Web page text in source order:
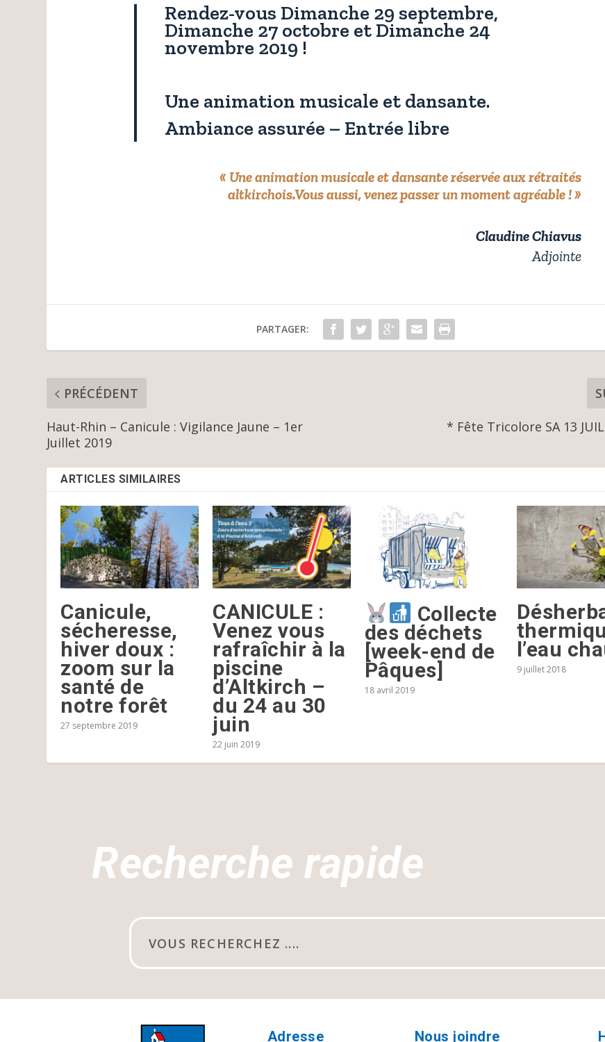
Rendez-vous Dimanche 29 septembre,
Dimanche 27 octobre et Dimanche 24
novembre 2019 !
Une animation musicale et dansante.
Ambiance assurée – Entrée libre
« Une animation musicale et dansante réservée aux rétraités
altkirchois.Vous aussi, venez passer un moment agréable ! »
Claudine Chiavus
Adjointe
PARTAGER:
PRÉCÉDENT
Haut-Rhin – Canicule : Vigilance Jaune – 1er
Juillet 2019
* Fête Tricolore SA 13
ARTICLES SIMILAIRES
Canicule,
sécheresse,
hiver doux :
zoom sur la
santé de
notre forêt
27 septembre 2019
CANICULE :
Venez vous
rafraîchir à la
piscine
d’Altkirch –
du 24 au 30
juin
22 juin 2019
Collecte
des déchets
[week-end de
Pâques]
18 avril 2019
l’eau
9 juillet 2018
Recherche rapide
Adresse Nous joindre